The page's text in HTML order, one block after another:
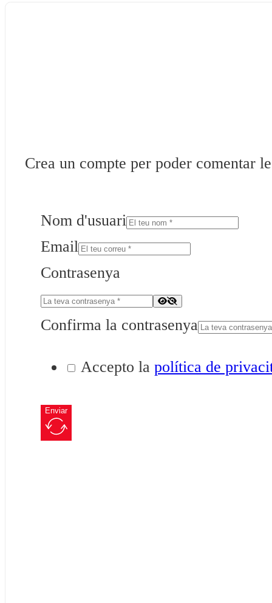
Crea un compte per poder comentar
Nom d'usuari
Email
Contrasenya
Confirma la contrasenya
Accepto la política de
Enviar